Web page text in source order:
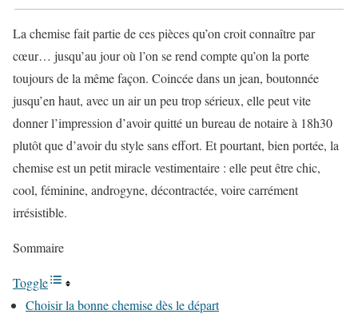
La chemise fait partie de ces pièces qu’on croit connaître par
cœur… jusqu’au jour où l’on se rend compte qu’on la porte
toujours de la même façon. Coincée dans un jean, boutonnée
jusqu’en haut, avec un air un peu trop sérieux, elle peut vite
donner l’impression d’avoir quitté un bureau de notaire à 18h30
plutôt que d’avoir du style sans effort. Et pourtant, bien portée, la
chemise est un petit miracle vestimentaire : elle peut être chic,
cool, féminine, androgyne, décontractée, voire carrément
irrésistible.
Sommaire
Toggle
Choisir la bonne chemise dès le départ